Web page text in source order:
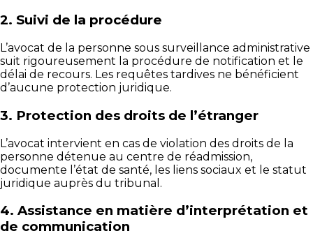
2. Suivi de la procédure
L’avocat de la personne sous surveillance administrative
suit rigoureusement la procédure de notification et le
délai de recours. Les requêtes tardives ne bénéficient
d’aucune protection juridique.
3. Protection des droits de l’étranger
L’avocat intervient en cas de violation des droits de la
personne détenue au centre de réadmission,
documente l’état de santé, les liens sociaux et le statut
juridique auprès du tribunal.
4. Assistance en matière d’interprétation et
de communication